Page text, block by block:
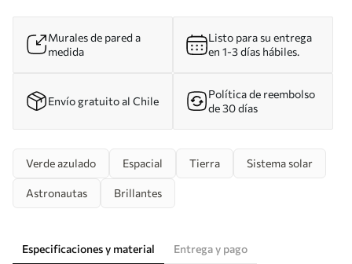
Murales de pared a
medida
Listo para su entrega
en 1-3 días hábiles.
Envío gratuito al Chile
Política de reembolso
de 30 días
Verde azulado Espacial Tierra Sistema solar
Astronautas Brillantes
Especificaciones y material
Entrega y pago